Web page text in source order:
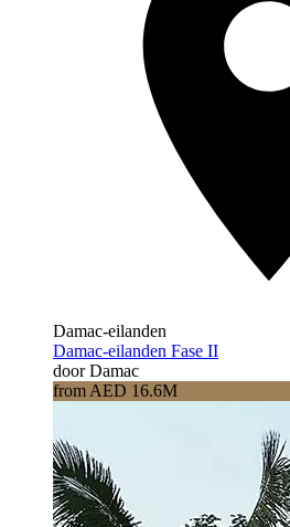
Damac-eilanden
Damac-eilanden Fase II
door Damac
from AED 16.6M